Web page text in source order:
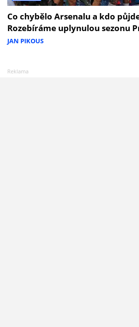
Co chybělo Arsenalu a kdo
Rozebíráme uplynulou sezonu
JAN PIKOUS